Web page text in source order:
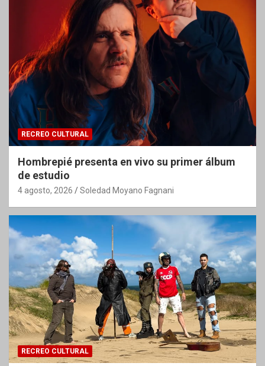
RECREO CULTURAL
Hombrepié presenta en vivo su primer álbum
de estudio
4 agosto, 2026 Soledad Moyano Fagnani
RECREO CULTURAL